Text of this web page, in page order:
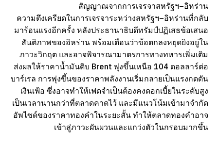
สัญญาณจากการเจรจาสหรัฐฯ–อิหร่าน
ความตึงเครียดในการเจรจาระหว่างสหรัฐฯ–อิหร่านที่กลับ
มาร้อนแรงอีกครั้ง หลังประธานาธิบดีทรัมป์ปฏิเสธข้อเสนอ
สันติภาพของอิหร่าน พร้อมเตือนว่าข้อตกลงหยุดยิงอยู่ใน
ภาวะวิกฤต และอาจพิจารณามาตรการทางทหารเพิ่มเติม
ส่งผลให้ราคาน้ำมันดิบ Brent พุ่งขึ้นเหนือ 104 ดอลลาร์ต่อ
บาร์เรล การพุ่งขึ้นของราคาพลังงานเริ่มกลายเป็นแรงกดดัน
เงินเฟ้อ ซึ่งอาจทำให้เฟดจำเป็นต้องคงดอกเบี้ยในระดับสูง
เป็นเวลานานกว่าที่ตลาดคาดไว้ และมีแนวโน้มเข้ามาจำกัด
อัพไซด์ของราคาทองคำในระยะสั้น ทำให้ตลาดทองคำอาจ
เข้าสู่ภาวะผันผวนและแกว่งตัวในกรอบมากขึ้น